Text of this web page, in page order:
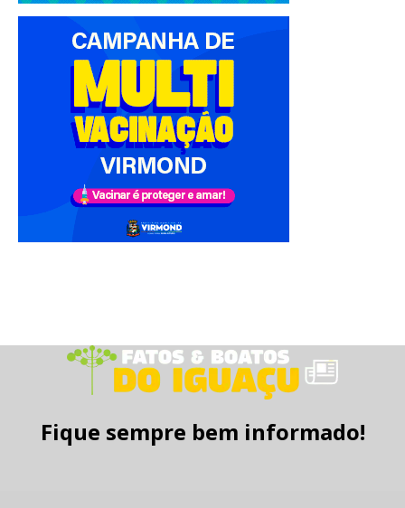
Fique sempre bem informado!